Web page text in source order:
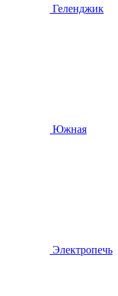
Геленджик
Южная
Электропечь